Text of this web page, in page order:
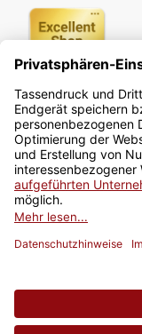
Newsletter